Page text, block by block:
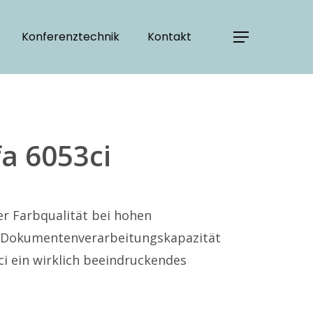
Konferenztechnik Kontakt
6053ci
Farbqualität bei hohen
ein wirklich beeindruckendes